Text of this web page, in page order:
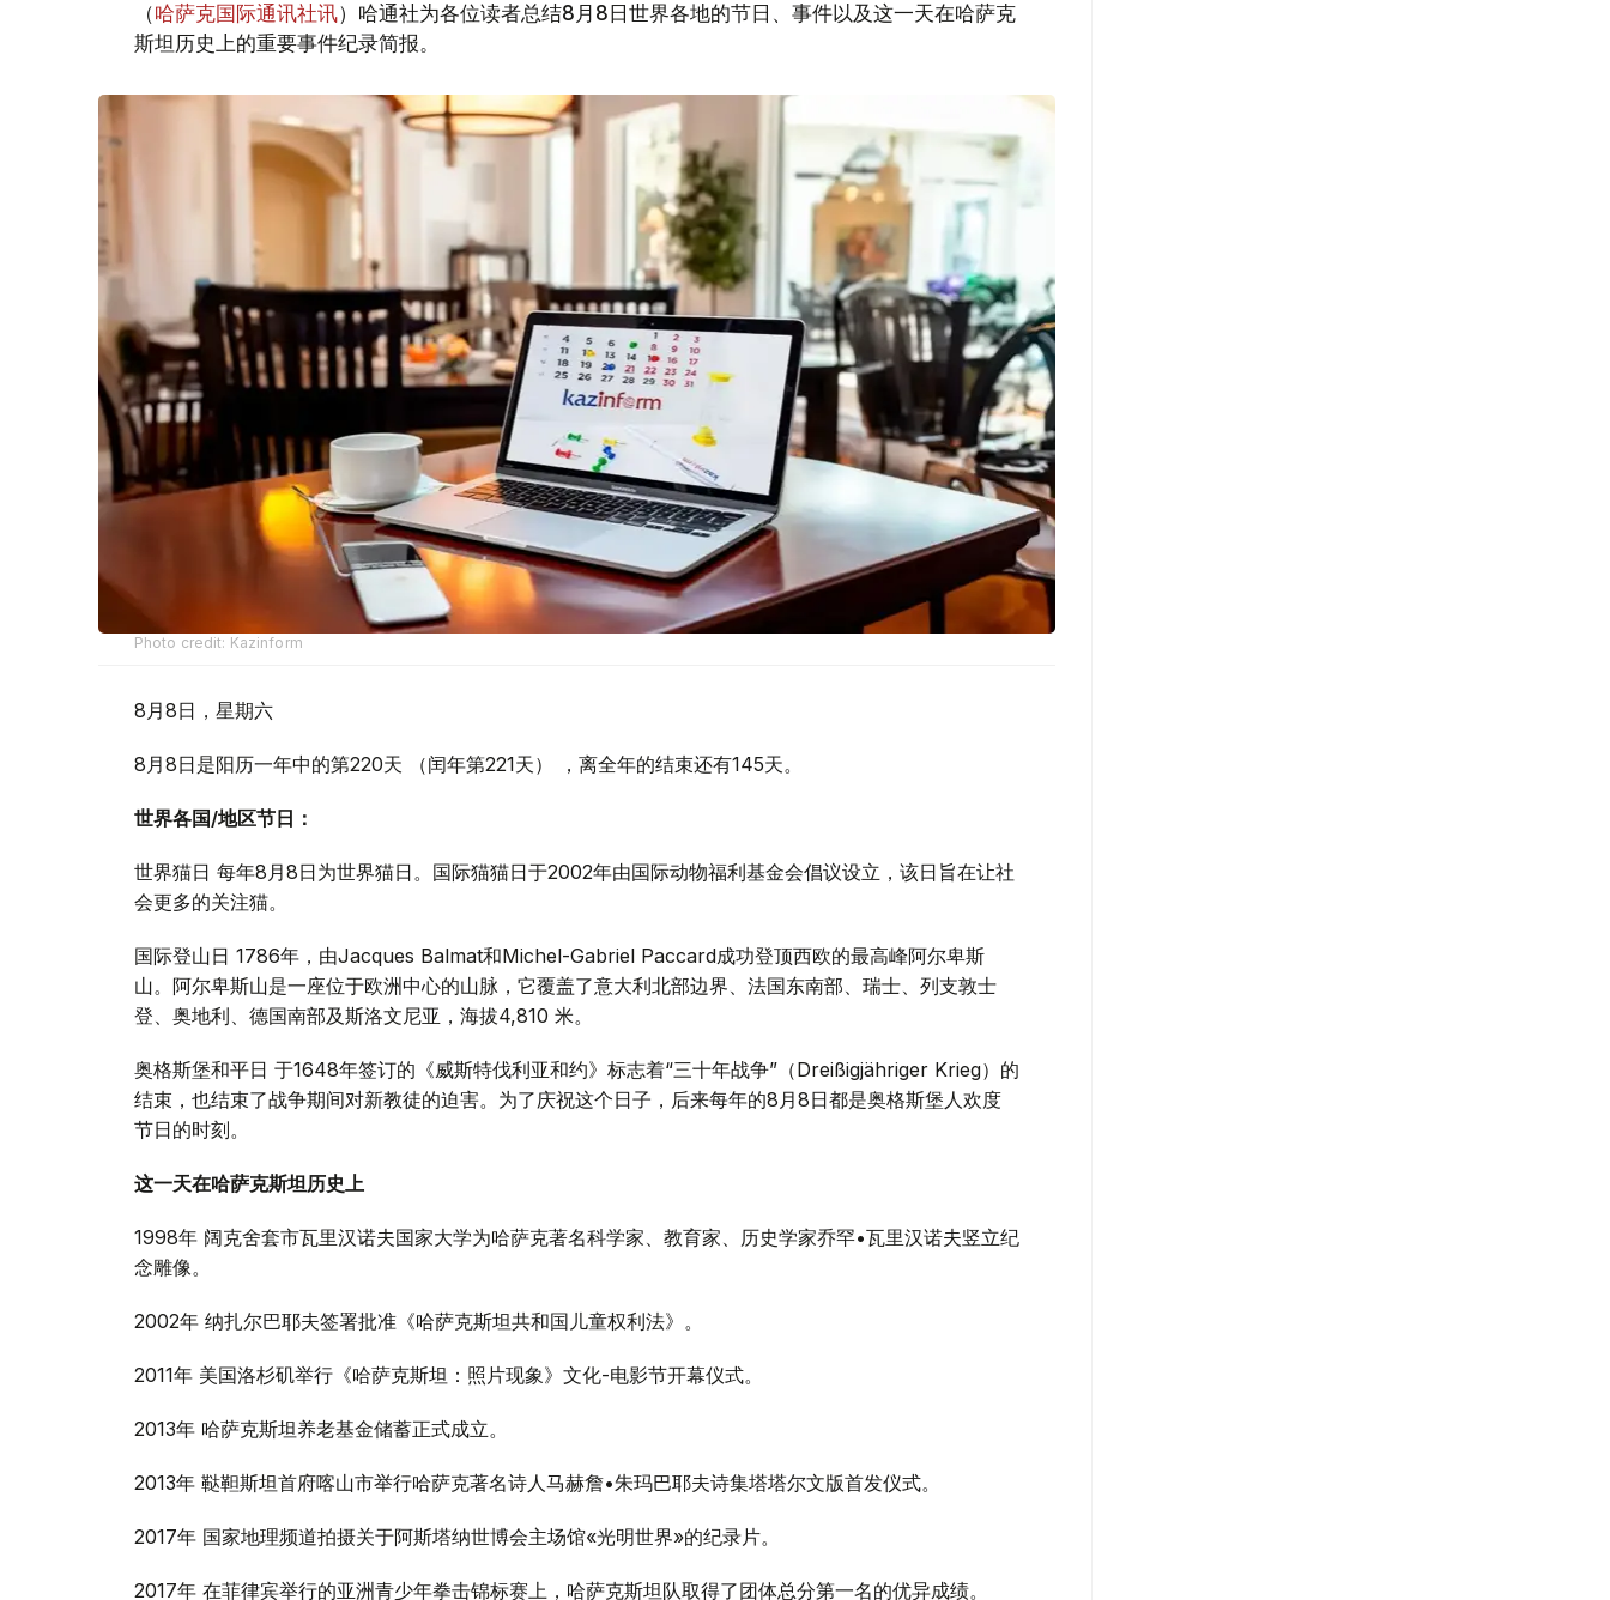
（哈萨克国际通讯社讯）哈通社为各位读者总结8月8日世界各地的节日、事件以及这一天在哈萨克
斯坦历史上的重要事件纪录简报。
Photo credit: Kazinform
8月8日，星期六
8月8日是阳历一年中的第220天 （闰年第221天） ，离全年的结束还有145天。
世界各国/地区节日：
世界猫日 每年8月8日为世界猫日。国际猫猫日于2002年由国际动物福利基金会倡议设立，该日旨在让社
会更多的关注猫。
国际登山日 1786年，由Jacques Balmat和Michel-Gabriel Paccard成功登顶西欧的最高峰阿尔卑斯
山。阿尔卑斯山是一座位于欧洲中心的山脉，它覆盖了意大利北部边界、法国东南部、瑞士、列支敦士
登、奥地利、德国南部及斯洛文尼亚，海拔4,810 米。
奥格斯堡和平日 于1648年签订的《威斯特伐利亚和约》标志着“三十年战争”（Dreißigjähriger Krieg）的
结束，也结束了战争期间对新教徒的迫害。为了庆祝这个日子，后来每年的8月8日都是奥格斯堡人欢度
节日的时刻。
这一天在哈萨克斯坦历史上
1998年 阔克舍套市瓦里汉诺夫国家大学为哈萨克著名科学家、教育家、历史学家乔罕•瓦里汉诺夫竖立纪
念雕像。
2002年 纳扎尔巴耶夫签署批准《哈萨克斯坦共和国儿童权利法》。
2011年 美国洛杉矶举行《哈萨克斯坦：照片现象》文化-电影节开幕仪式。
2013年 哈萨克斯坦养老基金储蓄正式成立。
2013年 鞑靼斯坦首府喀山市举行哈萨克著名诗人马赫詹•朱玛巴耶夫诗集塔塔尔文版首发仪式。
2017年 国家地理频道拍摄关于阿斯塔纳世博会主场馆«光明世界»的纪录片。
2017年 在菲律宾举行的亚洲青少年拳击锦标赛上，哈萨克斯坦队取得了团体总分第一名的优异成绩。